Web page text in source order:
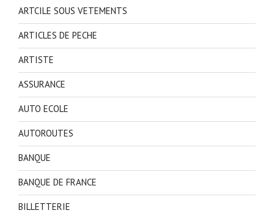
ARTCILE SOUS VETEMENTS
ARTICLES DE PECHE
ARTISTE
ASSURANCE
AUTO ECOLE
AUTOROUTES
BANQUE
BANQUE DE FRANCE
BILLETTERIE